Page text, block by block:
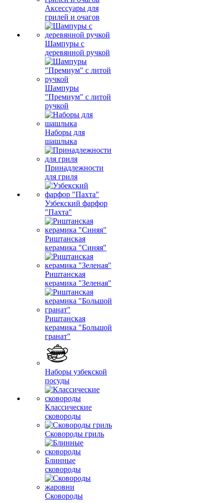
Аксессуары для
грилей и очагов
Шампуры с
деревянной ручкой
Шампуры
"Премиум" с литой
ручкой
Наборы для
шашлыка
Принадлежности
для гриля
Узбекский фарфор
"Пахта"
Риштанская
керамика "Синяя"
Риштанская
керамика "Зеленая"
Риштанская
керамика "Большой
гранат"
Наборы узбекской
посуды
Классические
сковороды
Сковороды гриль
Блинные
сковороды
Сковороды